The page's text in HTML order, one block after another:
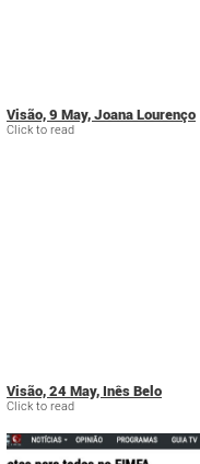
Visão, 9 May, Joana Lourenço
Click to read
Visão, 24 May, Inês Belo
Click to read